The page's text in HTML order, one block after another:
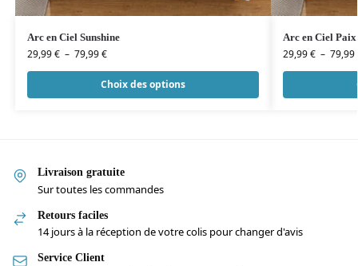
Arc en Ciel Sunshine
29,99€ – 79,99€
Choix des options
Arc en Ciel Paix
29,99€ – 79,99
Livraison gratuite
Sur toutes les commandes
Retours faciles
14 jours à la réception de votre colis pour changer d'avis
Service Client